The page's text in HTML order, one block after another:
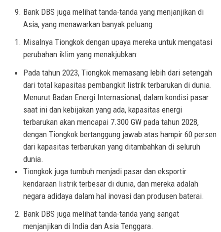
Bank DBS juga melihat tanda-tanda yang menjanjikan di
Asia, yang menawarkan banyak peluang
Misalnya Tiongkok dengan upaya mereka untuk mengatasi
perubahan iklim yang menakjubkan:
Pada tahun 2023, Tiongkok memasang lebih dari setengah
dari total kapasitas pembangkit listrik terbarukan di dunia.
Menurut Badan Energi Internasional, dalam kondisi pasar
saat ini dan kebijakan yang ada, kapasitas energi
terbarukan akan mencapai 7.300 GW pada tahun 2028,
dengan Tiongkok bertanggung jawab atas hampir 60 persen
dari kapasitas terbarukan yang ditambahkan di seluruh
dunia.
Tiongkok juga tumbuh menjadi pasar dan eksportir
kendaraan listrik terbesar di dunia, dan mereka adalah
negara adidaya dalam hal inovasi dan produsen baterai.
Bank DBS juga melihat tanda-tanda yang sangat
menjanjikan di India dan Asia Tenggara.